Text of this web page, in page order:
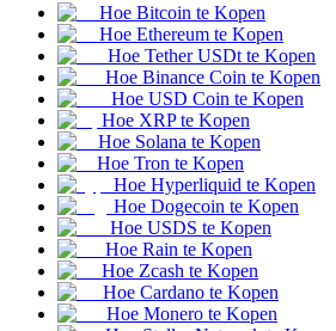
USDC-futures
Futures met USDC als onderpand
Hoe Bitcoin te Kopen
Hoe Ethereum te Kopen
Hoe Tether USDt te Kopen
Hoe Binance Coin te Kopen
Hoe USD Coin te Kopen
Hoe XRP te Kopen
Hoe Solana te Kopen
Hoe Tron te Kopen
Hoe Hyperliquid te Kopen
Hoe Dogecoin te Kopen
Hoe USDS te Kopen
Hoe Rain te Kopen
Hoe Zcash te Kopen
Hoe Cardano te Kopen
Hoe Monero te Kopen